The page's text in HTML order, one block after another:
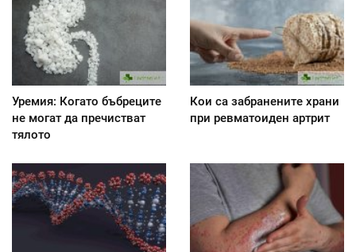
Уремия: Когато бъбреците
не могат да пречистват
тялото
Кои са забранените храни
при ревматоиден артрит